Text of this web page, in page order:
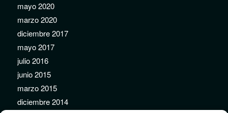
mayo 2020
marzo 2020
diciembre 2017
mayo 2017
julio 2016
junio 2015
marzo 2015
diciembre 2014